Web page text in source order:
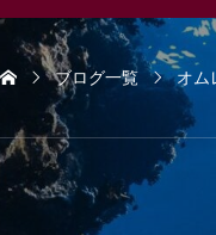
ブログ一覧 オム